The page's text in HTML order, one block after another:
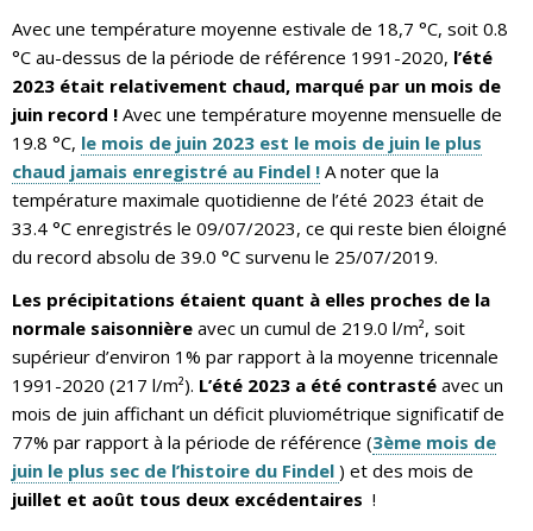
Avec une température moyenne estivale de 18,7 °C, soit 0.8
°C au-dessus de la période de référence 1991-2020, l’été
2023 était relativement chaud, marqué par un mois de
juin record ! Avec une température moyenne mensuelle de
19.8 °C, le mois de juin 2023 est le mois de juin le plus
chaud jamais enregistré au Findel ! A noter que la
température maximale quotidienne de l’été 2023 était de
33.4 °C enregistrés le 09/07/2023, ce qui reste bien éloigné
du record absolu de 39.0 °C survenu le 25/07/2019.
Les précipitations étaient quant à elles proches de la
normale saisonnière avec un cumul de 219.0 l/m², soit
supérieur d’environ 1% par rapport à la moyenne tricennale
1991-2020 (217 l/m²). L’été 2023 a été contrasté avec un
mois de juin affichant un déficit pluviométrique significatif de
77% par rapport à la période de référence (3ème mois de
juin le plus sec de l’histoire du Findel ) et des mois de
juillet et août tous deux excédentaires !